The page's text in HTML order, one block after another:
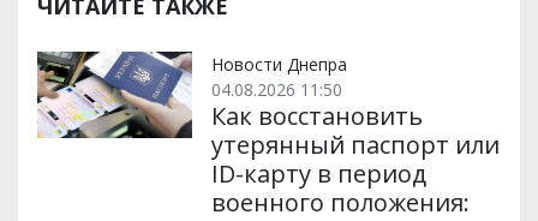
и
и
o
k
e
m p
ЧИТАЙТЕ ТАКЖЕ
Новости Днепра
04.08.2026 11:50
Как восстановить
утерянный паспорт или
ID-карту в период
военного положения: